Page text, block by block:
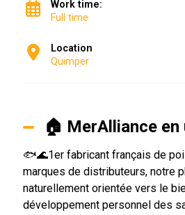
Work time:
Full time
Location
Quimper
🏠 MerAlliance en
🐟🌊1er fabricant français de
marques de distributeurs, notre
naturellement orientée vers le
développement personnel des